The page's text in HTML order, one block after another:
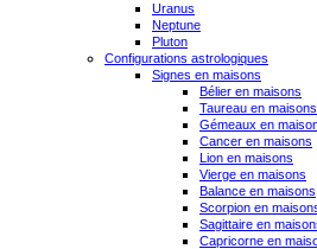
Uranus
Neptune
Pluton
Configurations astrologiques
Signes en maisons
Bélier en maisons
Taureau en maisons
Gémeaux en
Cancer en maisons
Lion en maisons
Vierge en maisons
Balance en maisons
Scorpion en
Sagittaire en
Capricorne en